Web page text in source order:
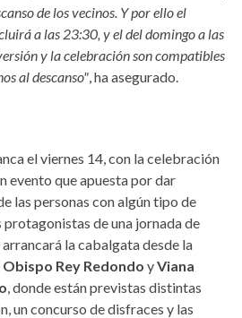
de los vecinos. Y por ello el
a las 23:30, y el del domingo a las
y la celebración son compatibles
al descanso" , ha asegurado.
el viernes 14, con la celebración
evento que apuesta por dar
las personas con algún tipo de
de una jornada de
la cabalgata desde la
Obispo Rey Redondo yViana
, donde están previstas distintas
un concurso de disfraces y las